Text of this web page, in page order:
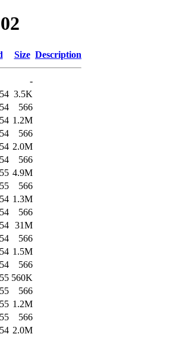
Size Description
-
3.5K
566
1.2M
566
2.0M
566
4.9M
566
1.3M
566
31M
566
1.5M
566
560K
566
1.2M
566
2.0M